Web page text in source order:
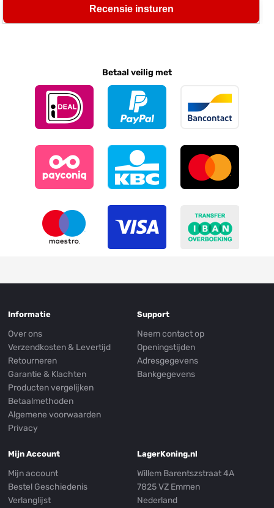
Recensie insturen
Betaal veilig met
Informatie
Over ons
Verzendkosten & Levertijd
Retourneren
Garantie & Klachten
Producten vergelijken
Betaalmethoden
Algemene voorwaarden
Privacy
Support
Neem contact op
Openingstijden
Adresgegevens
Bankgegevens
Mijn Account
Mijn account
Bestel Geschiedenis
Verlanglijst
LagerKoning.nl
Willem Barentszstraat 4A
7825 VZ Emmen
Nederland